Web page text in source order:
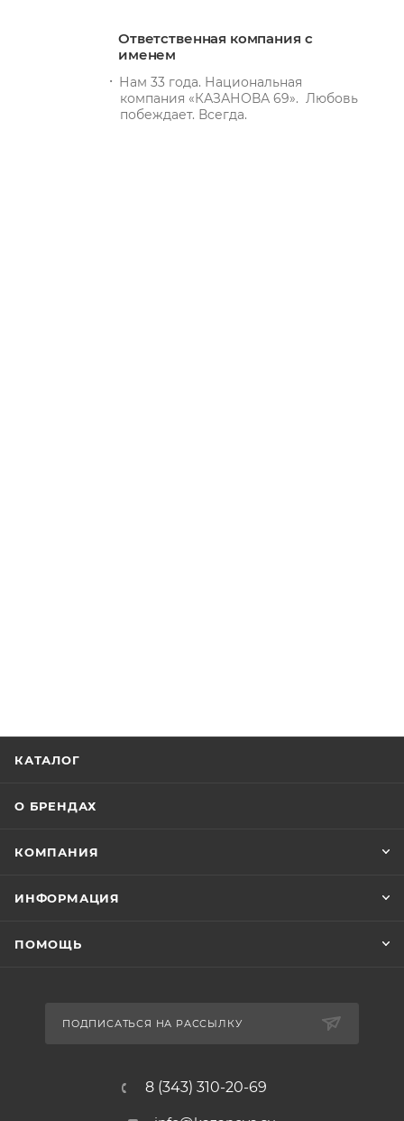
Ответственная компания с
именем
Нам 33 года. Национальная
компания «КАЗАНОВА 69». Любовь
побеждает. Всегда.
КАТАЛОГ
О БРЕНДАХ
КОМПАНИЯ
ИНФОРМАЦИЯ
ПОМОЩЬ
ПОДПИСАТЬСЯ НА РАССЫЛКУ
8 (343) 310-20-69